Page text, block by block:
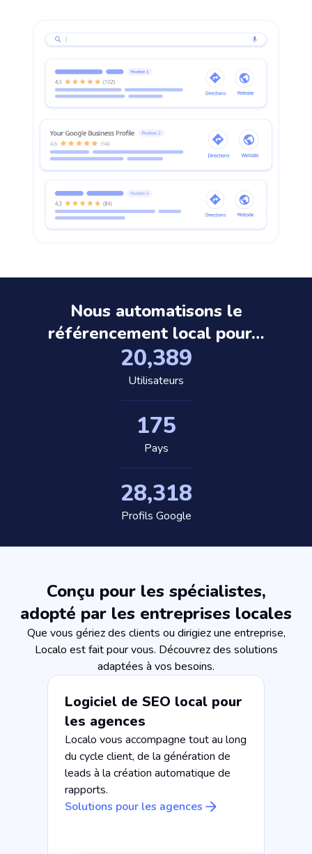
Nous automatisons le
référencement local pour…
20,389
Utilisateurs
175
Pays
28,318
Profils Google
Conçu pour les spécialistes,
adopté par les entreprises locales
Que vous gériez des clients ou dirigiez une entreprise,
Localo est fait pour vous. Découvrez des solutions
adaptées à vos besoins.
Logiciel de SEO local pour
les agences
Localo vous accompagne tout au long
du cycle client, de la génération de
leads à la création automatique de
rapports.
Solutions pour les agences